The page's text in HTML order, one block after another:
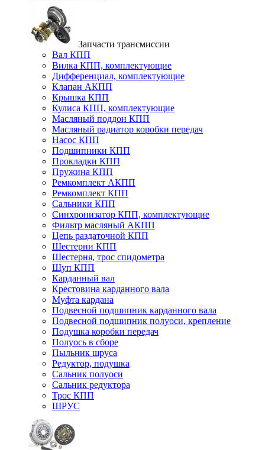
Запчасти трансмиссии
Вал КПП
Вилка КПП, комплектующие
Дифференциал, комплектующие
Клапан АКПП
Крышка КПП
Кулиса КПП, комплектующие
Масляный поддон КПП
Масляный радиатор коробки передач
Насос КПП
Подшипники КПП
Прокладки КПП
Пружина КПП
Ремкомплект АКПП
Ремкомплект КПП
Сальники КПП
Синхронизатор КПП, комплектующие
Фильтр масляный АКПП
Цепь раздаточной КПП
Шестерни КПП
Шестерня, трос спидометра
Щуп КПП
Карданный вал
Крестовина карданного вала
Муфта кардана
Подвесной подшипник карданного вала
Подвесной подшипник полуоси, крепление
Подушка коробки передач
Полуось в сборе
Пыльник шруса
Редуктор, подушка
Сальник полуоси
Сальник редуктора
Трос КПП
ШРУС